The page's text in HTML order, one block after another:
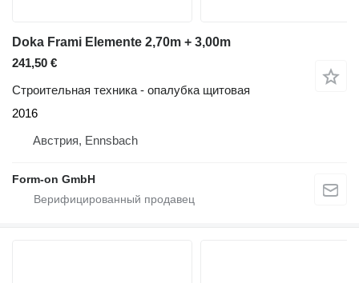
Doka Frami Elemente 2,70m + 3,00m
241,50 €
Строительная техника - опалубка щитовая
2016
Австрия, Ennsbach
Form-on GmbH